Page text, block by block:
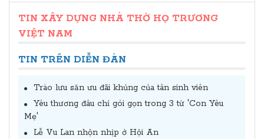
TIN XÂY DỰNG NHÀ THỜ HỌ TRƯƠNG
VIỆT NAM
TIN TRÊN DIỄN ĐÀN
Trào lưu săn ưu đãi khủng của tân sinh viên
Yêu thương đâu chỉ gói gọn trong 3 từ 'Con Yêu
Mẹ'
Lễ Vu Lan nhộn nhịp ở Hội An